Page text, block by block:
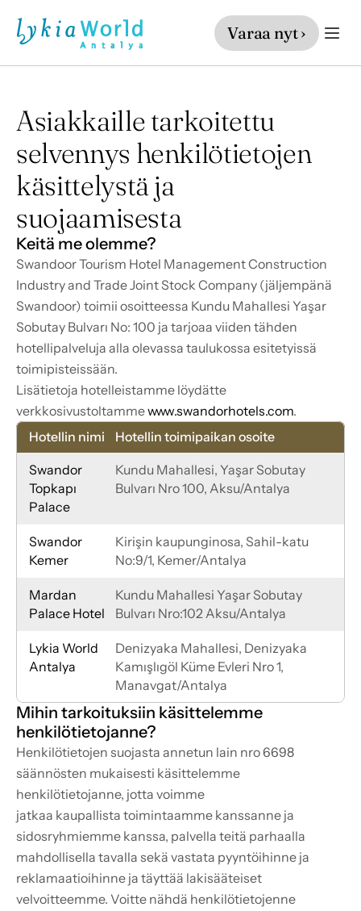
Asiakkaille tarkoitettu
selvennys henkilötietojen
käsittelystä ja
suojaamisesta
Keitä me olemme?
Swandoor Tourism Hotel Management Construction
Industry and Trade Joint Stock Company (jäljempänä
Swandoor) toimii osoitteessa Kundu Mahallesi Yaşar
Sobutay Bulvarı No: 100 ja tarjoaa viiden tähden
hotellipalveluja alla olevassa taulukossa esitetyissä
toimipisteissään.
Lisätietoja hotelleistamme löydätte
verkkosivustoltamme www.swandorhotels.com.
Hotellin nimi
Hotellin toimipaikan osoite
Swandor
Topkapı
Palace
Kundu Mahallesi, Yaşar Sobutay
Bulvarı Nro 100, Aksu/Antalya
Swandor
Kemer
Kirişin kaupunginosa, Sahil-katu
No:9/1, Kemer/Antalya
Mardan
Palace Hotel
Kundu Mahallesi Yaşar Sobutay
Bulvarı Nro:102 Aksu/Antalya
Lykia World
Antalya
Denizyaka Mahallesi, Denizyaka
Kamışlıgöl Küme Evleri Nro 1,
Manavgat/Antalya
Mihin tarkoituksiin käsittelemme
henkilötietojanne?
Henkilötietojen suojasta annetun lain nro 6698
säännösten mukaisesti käsittelemme
henkilötietojanne, jotta voimme
jatkaa kaupallista toimintaamme kanssanne ja
sidosryhmiemme kanssa, palvella teitä parhaalla
mahdollisella tavalla sekä vastata pyyntöihinne ja
reklamaatioihinne ja täyttää lakisääteiset
velvoitteemme. Voitte nähdä henkilötietojenne
Varaa nyt ›